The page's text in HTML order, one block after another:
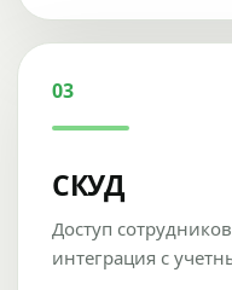
03
СКУД
Доступ
интеграция с